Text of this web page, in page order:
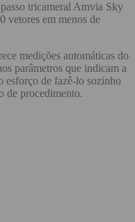
tricameral Amvia Sky
vetores em menos de
medições automáticas do
parâmetros que indicam a
esforço de fazê-lo sozinho
de procedimento.